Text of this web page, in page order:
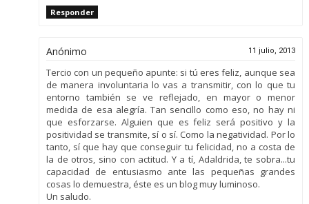
Responder
Anónimo 11 julio, 2013
Tercio con un pequeño apunte: si tú eres feliz, aunque sea
de manera involuntaria lo vas a transmitir, con lo que tu
entorno también se ve reflejado, en mayor o menor
medida de esa alegría. Tan sencillo como eso, no hay ni
que esforzarse. Alguien que es feliz será positivo y la
positividad se transmite, sí o sí. Como la negatividad. Por lo
tanto, sí que hay que conseguir tu felicidad, no a costa de
la de otros, sino con actitud. Y a tí, Adaldrida, te sobra...tu
capacidad de entusiasmo ante las pequeñas grandes
cosas lo demuestra, éste es un blog muy luminoso.
Un saludo.